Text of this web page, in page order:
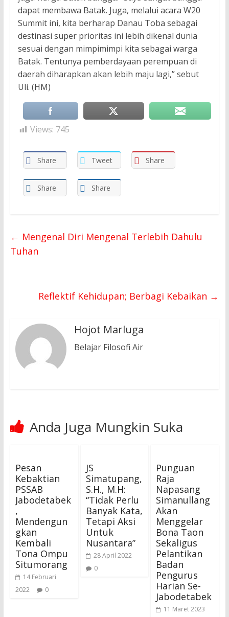
dapat membawa Batak. Juga, melalui acara W20
Summit ini, kita berharap Danau Toba sebagai
destinasi super prioritas ini lebih dikenal dunia
sesuai dengan mimpimimpi kita sebagai warga
Batak. Tentunya pemberdayaan perempuan di
daerah diharapkan akan lebih maju lagi,” sebut
Uli. (HM)
Views: 745
Share Tweet Share
Share Share
← Mengenal Diri Mengenal Terlebih Dahulu
Tuhan
Reflektif Kehidupan; Berbagi Kebaikan →
Hojot Marluga
Belajar Filosofi Air
Anda Juga Mungkin Suka
Pesan
Kebaktian
PSSAB
Jabodetabek
,
Mendengun
gkan
Kembali
Tona Ompu
Situmorang
14 Februari
2022
0
JS
Simatupang,
S.H., M.H:
“Tidak Perlu
Banyak Kata,
Tetapi Aksi
Untuk
Nusantara”
28 April 2022
0
Punguan
Raja
Napasang
Simanullang
Akan
Menggelar
Bona Taon
Sekaligus
Pelantikan
Badan
Pengurus
Harian Se-
Jabodetabek
11 Maret 2023